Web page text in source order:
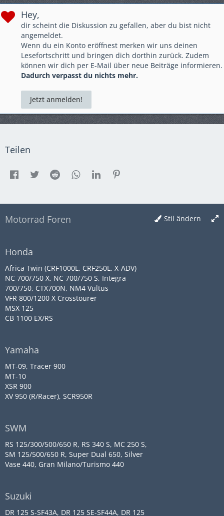
Hey,
dir scheint die Diskussion zu gefallen, aber du bist nicht
angemeldet.
Wenn du ein Konto eröffnest merken wir uns deinen
Lesefortschritt und bringen dich dorthin zurück. Zudem
können wir dich per E-Mail über neue Beiträge informieren.
Dadurch verpasst du nichts mehr.
Jetzt anmelden!
Teilen
Stil ändern
Motorrad Foren
Honda
Africa Twin (CRF1000L, CRF250L, X-ADV)
NC 700/750 X, NC 700/750 S, Integra
700/750, CTX700N, NM4 Vultus
VFR 800/1200 X Crosstourer
MSX 125
CB 1100 EX/RS
Yamaha
MT-09, Tracer 900
MT-10
XSR 900
XV 950 (R/Racer), SCR950R
SWM
RS 125/300/500/650 R, RS 340 S, MC 250 S,
SM 125/500/650 R, Super Dual 650, Silver
Vase 440, Gran Milano/Turismo 440
Suzuki
DR 125 S-SF43A, DR 125 SE-SF44A, DR 125